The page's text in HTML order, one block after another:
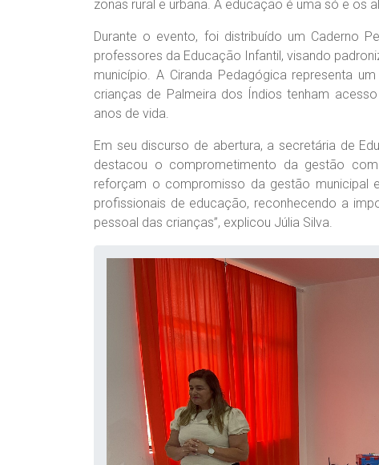
zonas rural e urbana. A educação é uma só e os
Durante o evento, foi distribuído um Caderno
professores da Educação Infantil, visando
município. A Ciranda Pedagógica representa
crianças de Palmeira dos Índios tenham
anos de vida.
Em seu discurso de abertura, a secretária de
destacou o comprometimento da gestão
reforçam o compromisso da gestão municipal
profissionais de educação, reconhecendo a
pessoal das crianças”, explicou Júlia Silva.